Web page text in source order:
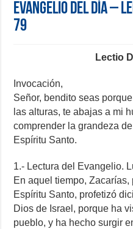
Evangelio del día –
79
Lectio
Invocación,
Señor, bendito seas
las alturas, te abajas a mi
comprender la grandeza
Espíritu Santo.
1.- Lectura del Evangelio.
En aquel tiempo, Zacarías,
Espíritu Santo, profetizó
Dios de Israel, porque ha
pueblo, y ha hecho surgir